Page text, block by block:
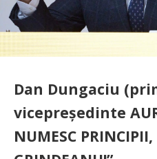
Dan Dungaciu
vicepreședinte
NUMESC